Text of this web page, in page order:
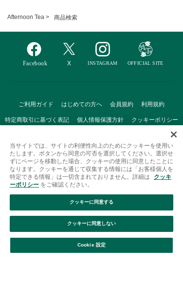
絞り込み 並び替え
Afternoon Tea > 商品検索
ご利用ガイド はじめての方へ 会員規約 利用規約
特定商取引に基づく表記 個人情報保護方針 クッキーポリシー
Afternoon Tea(アフタヌーンティー)公式オンラインストアで
は、
キッチン・ダイニングなどの生活雑貨、紅茶・焼き菓子など、
毎日新商品をご用意しています。
当サイトでは、サイトの利便性向上のためにクッキーを使用い
たします。ボタンから同意の可否を選択してください。選択せ
ずにページを移動した場合、クッキーの使用に同意したことに
なります。クッキーを通じて収集する情報には「お客様個人を
特定できる情報」は一切含まれておりません。詳細は
クッキ
ーポリシー をご確認ください。
Cookie 設定
クッキーに同意しない
クッキーに同意する